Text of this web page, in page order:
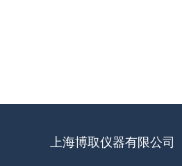
上海博取仪器有限公司